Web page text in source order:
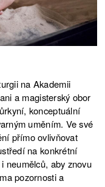
na Akademii
a magisterský obor
konceptuální
uměním. Ve své
přímo ovlivňovat
na konkrétní
neumělců, aby znovu
pozornosti a